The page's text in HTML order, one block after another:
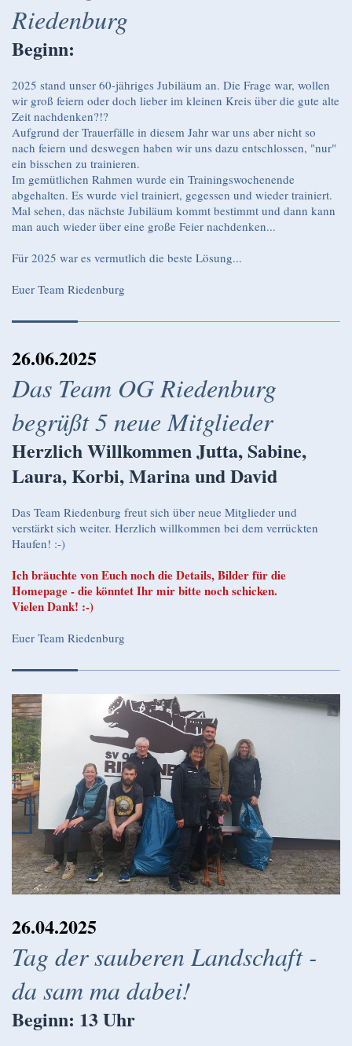
Riedenburg
Beginn:
2025 stand unser 60-jähriges Jubiläum an. Die Frage war, wollen
wir groß feiern oder doch lieber im kleinen Kreis über die gute alte
Zeit nachdenken?!?
Aufgrund der Trauerfälle in diesem Jahr war uns aber nicht so
nach feiern und deswegen haben wir uns dazu entschlossen, "nur"
ein bisschen zu trainieren.
Im gemütlichen Rahmen wurde ein Trainingswochenende
abgehalten. Es wurde viel trainiert, gegessen und wieder trainiert.
Mal sehen, das nächste Jubiläum kommt bestimmt und dann kann
man auch wieder über eine große Feier nachdenken...
Für 2025 war es vermutlich die beste Lösung...
Euer Team Riedenburg
26.06.2025
Das Team OG Riedenburg
begrüßt 5 neue Mitglieder
Herzlich Willkommen Jutta, Sabine,
Laura, Korbi, Marina und David
Das Team Riedenburg freut sich über neue Mitglieder und
verstärkt sich weiter. Herzlich willkommen bei dem verrückten
Haufen! :-)
Ich bräuchte von Euch noch die Details, Bilder für die
Homepage - die könntet Ihr mir bitte noch schicken.
Vielen Dank! :-)
Euer Team Riedenburg
26.04.2025
Tag der sauberen Landschaft -
da sam ma dabei!
Beginn: 13 Uhr